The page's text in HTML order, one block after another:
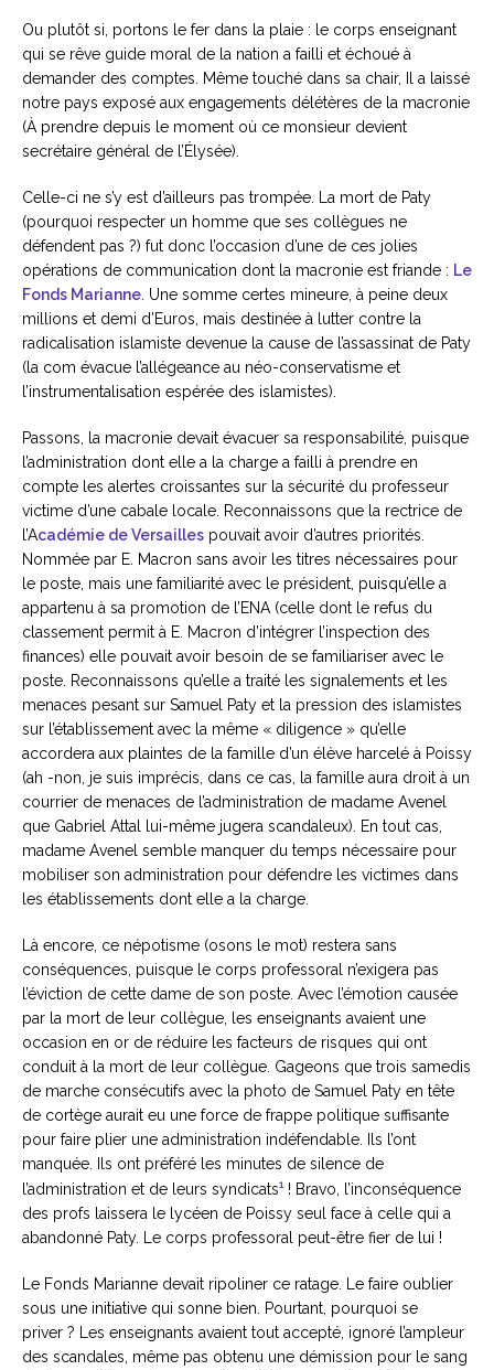
Ou plutôt si, portons le fer dans la plaie : le corps enseignant
qui se rêve guide moral de la nation a failli et échoué à
demander des comptes. Même touché dans sa chair, Il a laissé
notre pays exposé aux engagements délétères de la macronie
(À prendre depuis le moment où ce monsieur devient
secrétaire général de l’Élysée).
Celle-ci ne s’y est d’ailleurs pas trompée. La mort de Paty
(pourquoi respecter un homme que ses collègues ne
défendent pas ?) fut donc l’occasion d’une de ces jolies
opérations de communication dont la macronie est friande : Le
Fonds Marianne . Une somme certes mineure, à peine deux
millions et demi d’Euros, mais destinée à lutter contre la
radicalisation islamiste devenue la cause de l’assassinat de Paty
(la com évacue l’allégeance au néo-conservatisme et
l’instrumentalisation espérée des islamistes).
Passons, la macronie devait évacuer sa responsabilité, puisque
l’administration dont elle a la charge a failli à prendre en
compte les alertes croissantes sur la sécurité du professeur
victime d’une cabale locale. Reconnaissons que la rectrice de
l’Académie de Versailles pouvait avoir d’autres priorités.
Nommée par E. Macron sans avoir les titres nécessaires pour
le poste, mais une familiarité avec le président, puisqu’elle a
appartenu à sa promotion de l’ENA (celle dont le refus du
classement permit à E. Macron d’intégrer l’inspection des
finances) elle pouvait avoir besoin de se familiariser avec le
poste. Reconnaissons qu’elle a traité les signalements et les
menaces pesant sur Samuel Paty et la pression des islamistes
sur l’établissement avec la même « diligence » qu’elle
accordera aux plaintes de la famille d’un élève harcelé à Poissy
(ah -non, je suis imprécis, dans ce cas, la famille aura droit à un
courrier de menaces de l’administration de madame Avenel
que Gabriel Attal lui-même jugera scandaleux). En tout cas,
madame Avenel semble manquer du temps nécessaire pour
mobiliser son administration pour défendre les victimes dans
les établissements dont elle a la charge.
Là encore, ce népotisme (osons le mot) restera sans
conséquences, puisque le corps professoral n’exigera pas
l’éviction de cette dame de son poste. Avec l’émotion causée
par la mort de leur collègue, les enseignants avaient une
occasion en or de réduire les facteurs de risques qui ont
conduit à la mort de leur collègue. Gageons que trois samedis
de marche consécutifs avec la photo de Samuel Paty en tête
de cortège aurait eu une force de frappe politique suffisante
pour faire plier une administration indéfendable. Ils l’ont
manquée. Ils ont préféré les minutes de silence de
l’administration et de leurs syndicats1! Bravo, l’inconséquence
des profs laissera le lycéen de Poissy seul face à celle qui a
abandonné Paty. Le corps professoral peut-être fier de lui !
Le Fonds Marianne devait ripoliner ce ratage. Le faire oublier
sous une initiative qui sonne bien. Pourtant, pourquoi se
priver ? Les enseignants avaient tout accepté, ignoré l’ampleur
des scandales, même pas obtenu une démission pour le sang